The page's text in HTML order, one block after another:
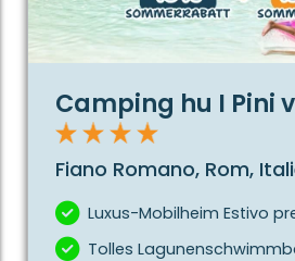
einen Tag am Meer (75 km vom
Camping hu I Pini
Fiano Romano, Rom,
Luxus-Mobilheim Estivo
Tolles